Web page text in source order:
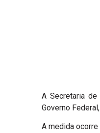
A Secretaria
Governo
A medida